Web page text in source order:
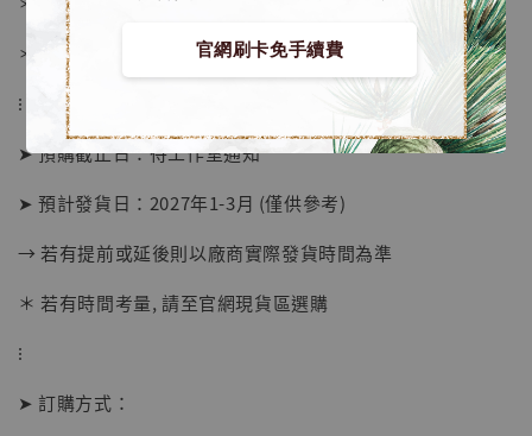
官網刷卡免手續費
【店內現貨】海賊王 系列蒐藏雕像 布魯克達
摩 [7STARS Studio]
＊ 刷卡免手續費
⁝
➤ 預購截止日：待工作室通知
➤ 預計發貨日：2027年1-3月 (僅供參考)
→ 若有提前或延後則以廠商實際發貨時間為準
＊ 若有時間考量, 請至官網現貨區選購
⁝
➤ 訂購方式：